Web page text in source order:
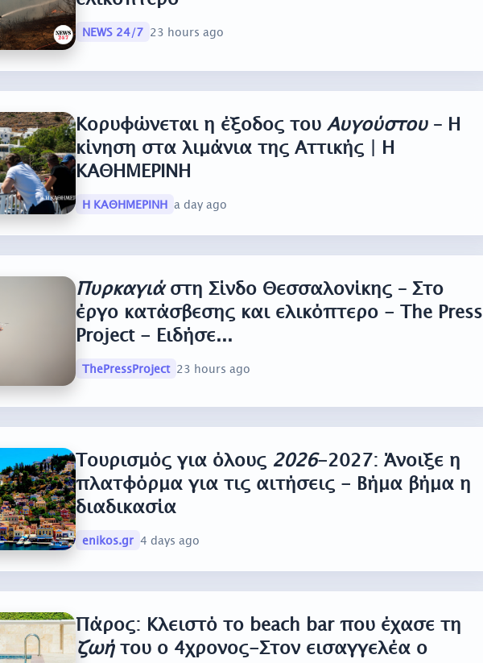
NEWS 24/7 23 hours ago
Κορυφώνεται η έξοδος του Αυγούστου– Η
κίνηση στα λιμάνια της Αττικής | Η
ΚΑΘΗΜΕΡΙΝΗ
Η ΚΑΘΗΜΕΡΙΝΗ a day ago
Πυρκαγιάστη Σίνδο Θεσσαλονίκης – Στο
έργο κατάσβεσης και ελικόπτερο - The Press
Project - Ειδήσε...
ThePressProject 23 hours ago
Τουρισμός για όλους 2026-2027: Άνοιξε η
πλατφόρμα για τις αιτήσεις - Βήμα βήμα η
διαδικασία
enikos.gr 4 days ago
Πάρος: Κλειστό το beach bar που έχασε τη
ζωήτου ο 4χρονος-Στον εισαγγελέα ο